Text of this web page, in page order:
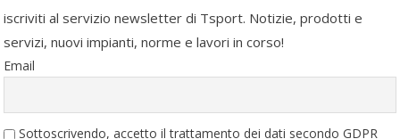
iscriviti al servizio newsletter di Tsport. Notizie, prodotti e
servizi, nuovi impianti, norme e lavori in corso!
Email
Sottoscrivendo, accetto il trattamento dei dati secondo GDPR